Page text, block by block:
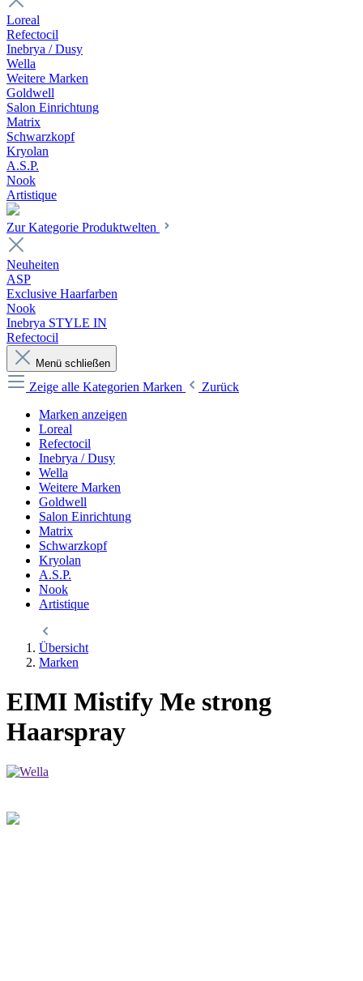
Loreal
Refectocil
Inebrya / Dusy
Wella
Weitere Marken
Goldwell
Salon Einrichtung
Matrix
Schwarzkopf
Kryolan
A.S.P.
Nook
Artistique
Zur Kategorie Produktwelten
Neuheiten
ASP
Exclusive Haarfarben
Nook
Inebrya STYLE IN
Refectocil
Menü schließen
Zeige alle Kategorien Marken
Zurück
Marken anzeigen
Loreal
Refectocil
Inebrya / Dusy
Wella
Weitere Marken
Goldwell
Salon Einrichtung
Matrix
Schwarzkopf
Kryolan
A.S.P.
Nook
Artistique
Übersicht
Marken
EIMI Mistify Me strong
Haarspray